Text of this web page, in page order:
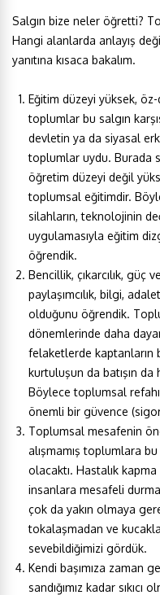
Salgın bize neler öğretti?
Hangi alanlarda anlayış
yanıtına kısaca bakalım.
Eğitim düzeyi yüksek,
toplumlar bu salgın
devletin ya da siyasal
toplumlar uydu. Burada
öğretim düzeyi değil
toplumsal eğitimdir.
silahların, teknolojinin
uygulamasıyla eğitim
öğrendik.
Bencillik, çıkarcılık, güç
paylaşımcılık, bilgi,
olduğunu öğrendik.
dönemlerinde daha
felaketlerde kaptanların
kurtuluşun da batışın
Böylece toplumsal
önemli bir güvence
Toplumsal mesafenin
alışmamış toplumlara bu
olacaktı. Hastalık
insanlara mesafeli
çok da yakın olmaya
tokalaşmadan ve
sevebildiğimizi gördük.
Kendi başımıza zaman
sandığımız kadar sıkıcı